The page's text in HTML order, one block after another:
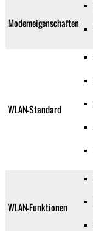
Modemeigenschaften
WLAN-Standard
WLAN-Funktionen